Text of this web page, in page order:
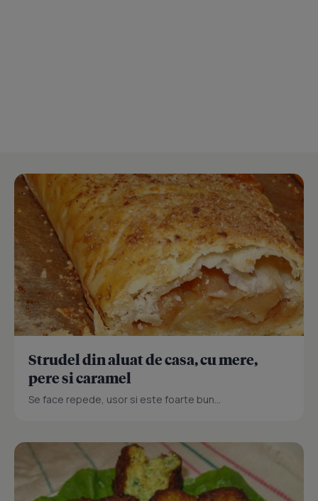
Strudel din aluat de casa, cu mere,
pere si caramel
Se face repede, usor si este foarte bun...